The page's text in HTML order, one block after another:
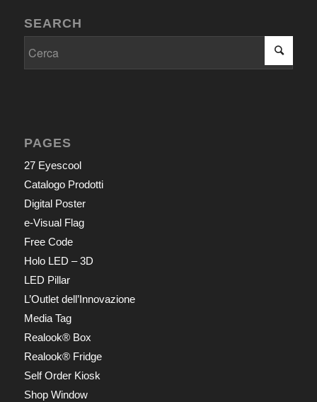
SEARCH
PAGES
27 Eyescool
Catalogo Prodotti
Digital Poster
e-Visual Flag
Free Code
Holo LED – 3D
LED Pillar
L’Outlet dell’Innovazione
Media Tag
Realook® Box
Realook® Fridge
Self Order Kiosk
Shop Window